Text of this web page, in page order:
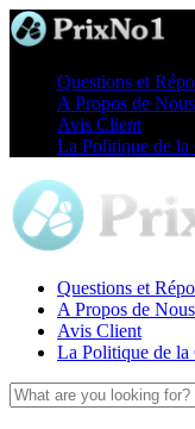
Questions et
A Propos de Nous
Avis Client
La Politique de
Questions et
A Propos de Nous
Avis Client
La Politique de